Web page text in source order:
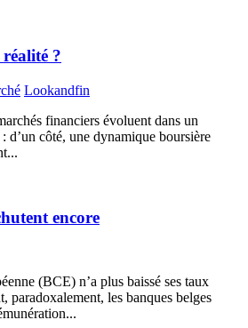
?
Lookandfin
financiers évoluent dans un
d’un côté, une dynamique boursière
encore
(BCE) n’a plus baissé ses taux
paradoxalement, les banques belges